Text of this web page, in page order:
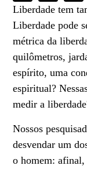
Liberdade tem
Liberdade pode
métrica da
quilômetros,
espírito, uma
espiritual?
medir a
Nossos
desvendar um
o homem: afinal,